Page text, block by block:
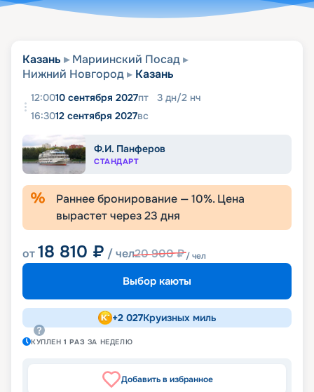
Казань
Мариинский Посад
Нижний Новгород
Казань
12:0010 сентября 2027пт 3 дн/2 нч
16:3012 сентября 2027вс
Ф.И. Панферов
СТАНДАРТ
Раннее бронирование —10%. Цена
вырастет через23 дня
от18 810 ₽ / чел20 900₽/ чел
Выбор каюты
+2 027Круизных миль
КУПЛЕН1 РАЗ ЗА НЕДЕЛЮ
Добавить в избранное